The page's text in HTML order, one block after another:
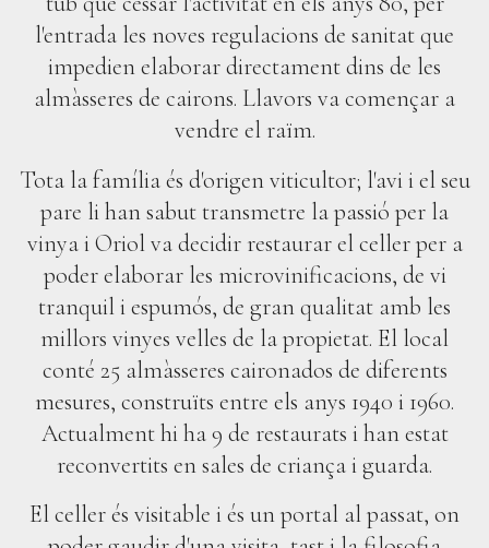
l'entrada les noves regulacions de sanitat que
impedien elaborar directament dins de les
almàsseres de cairons. Llavors va començar a
vendre el raïm.
Tota la família és d'origen viticultor; l'avi i el seu
pare li han sabut transmetre la passió per la
vinya i Oriol va decidir restaurar el celler per a
poder elaborar les microvinificacions, de vi
tranquil i espumós, de gran qualitat amb les
millors vinyes velles de la propietat. El local
conté 25 almàsseres caironados de diferents
mesures, construïts entre els anys 1940 i 1960.
Actualment hi ha 9 de restaurats i han estat
reconvertits en sales de criança i guarda.
El celler és visitable i és un portal al passat, on